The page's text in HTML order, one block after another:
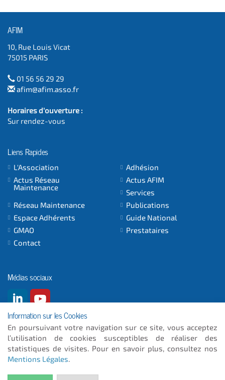
AFIM
10, Rue Louis Vicat
75015 PARIS
01 56 56 29 29
afim@afim.asso.fr
Horaires d'ouverture :
Sur rendez-vous
Liens Rapides
L'Association
Adhésion
Actus Réseau
Maintenance
Actus AFIM
Services
Réseau Maintenance
Publications
Espace Adhérents
Guide National
GMAO
Prestataires
Contact
Médias sociaux
© 2026 - ICC INFORMATIQUE
Plan du site
Mentions Légales
Information sur les Cookies
En poursuivant votre navigation sur ce site, vous acceptez
l’utilisation de cookies susceptibles de réaliser des
statistiques de visites. Pour en savoir plus, consultez nos
Mentions Légales.